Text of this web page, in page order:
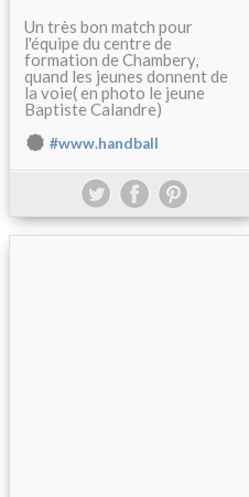
Un très bon match pour
l'équipe du centre de
formation de Chambery,
quand les jeunes donnent de
la voie( en photo le jeune
Baptiste Calandre)
#www.handball